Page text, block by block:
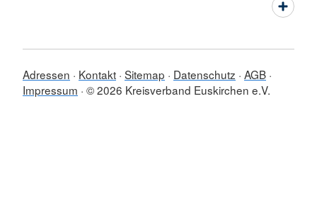
Adressen Kontakt Sitemap Datenschutz AGB
Impressum © 2026 Kreisverband Euskirchen e.V.